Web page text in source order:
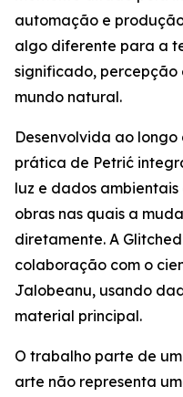
automação e
algo diferente para a
significado, percepção
mundo natural.
Desenvolvida ao
prática de Petrić
luz e dados
obras nas quais a
diretamente. A
colaboração com o
Jalobeanu, usando
material principal.
O trabalho parte de
arte não representa